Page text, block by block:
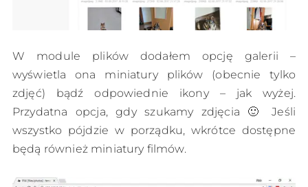
W module plików dodałem opcję galerii –
wyświetla ona miniatury plików (obecnie tylko
zdjęć) bądź odpowiednie ikony – jak wyżej.
Przydatna opcja, gdy szukamy zdjęcia 🙂 Jeśli
wszystko pójdzie w porządku, wkrótce dostępne
będą również miniatury filmów.